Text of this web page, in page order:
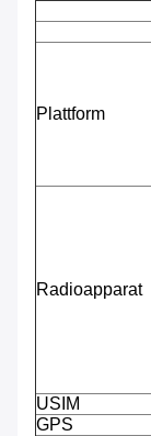
Plattform
Radioapparat
USIM
GPS